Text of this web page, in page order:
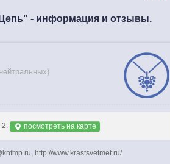
- информация и отзывы.
)
2. посмотреть на карте
http://www.krastsvetmet.ru/